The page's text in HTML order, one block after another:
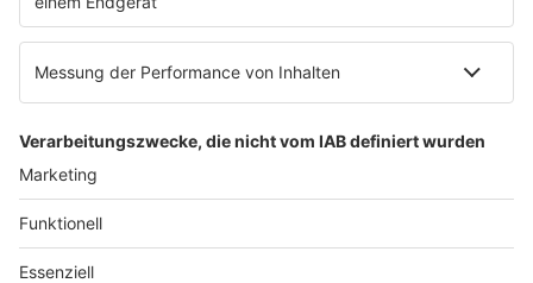
Genderhinweis
Cookie-Einstellungen